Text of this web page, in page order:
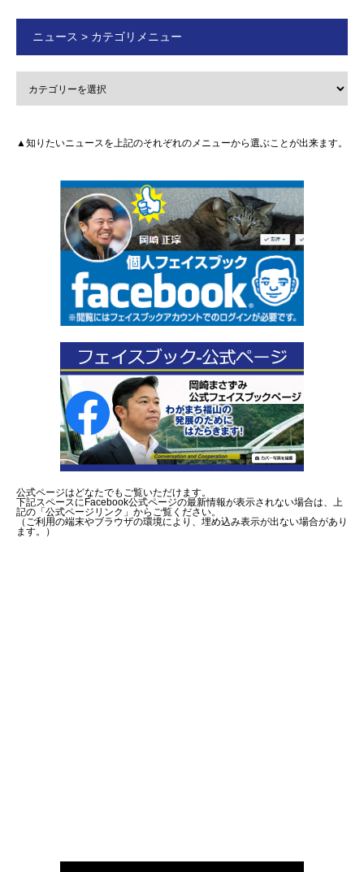
ニュース > カテゴリメニュー
▲知りたいニュースを上記のそれぞれのメニューから選ぶことが出来ます。
公式ページはどなたでもご覧いただけます。
下記スペースにFacebook公式ページの最新情報が表示されない場合は、上
記の「公式ページリンク」からご覧ください。
（ご利用の端末やブラウザの環境により、埋め込み表示が出ない場合があり
ます。）